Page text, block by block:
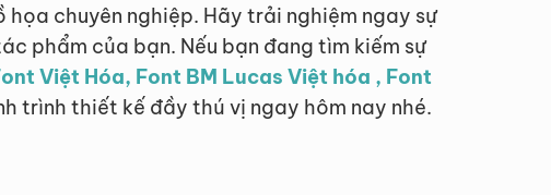
chuyên nghiệp. Hãy trải nghiệm ngay sự
phẩm của bạn. Nếu bạn đang tìm kiếm sự
Việt Hóa, Font BM Lucas Việt hóa , Font
trình thiết kế đầy thú vị ngay hôm nay nhé.